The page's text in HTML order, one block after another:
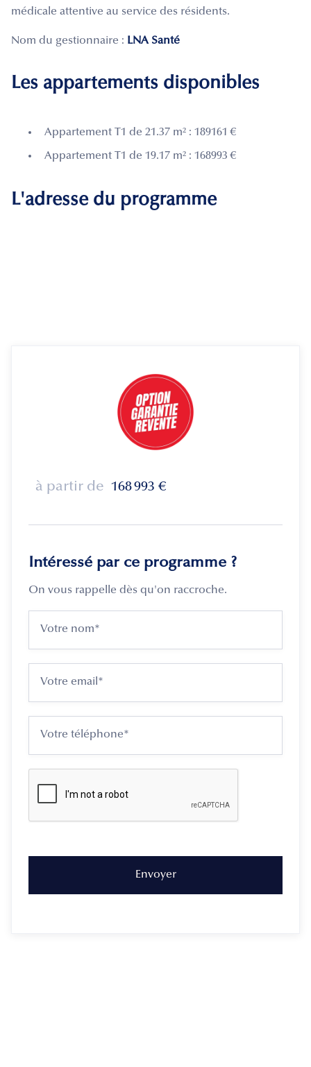
médicale attentive au service des résidents.
Nom du gestionnaire : LNA Santé
Les appartements disponibles
Appartement T1 de 21.37 m² : 189161 €
Appartement T1 de 19.17 m² : 168993 €
L'adresse du programme
à partir de 168 993 €
Intéressé par ce programme ?
On vous rappelle dès qu'on raccroche.